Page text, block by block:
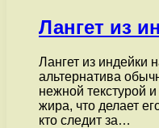
Лангет из
Лангет из индейки
альтернатива
нежной текстурой
жира, что делает
кто следит за…